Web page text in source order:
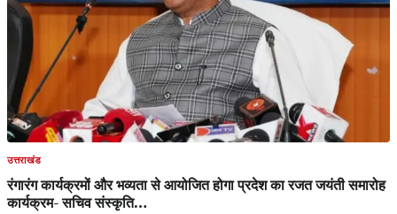
उत्तराखंड
रंगारंग कार्यक्रमों और भव्यता से आयोजित होगा प्रदेश का रजत जयंती समारोह
कार्यक्रम- सचिव संस्कृति…